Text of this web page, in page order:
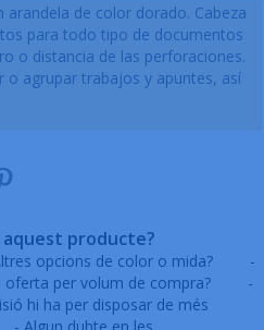
arandela de color dorado. Cabeza
para todo tipo de documentos
o distancia de las perforaciones.
o agrupar trabajos y apuntes, así
producte?
opcions de color o mida?
-
oferta per volum de compra?
-
hi ha per disposar de més